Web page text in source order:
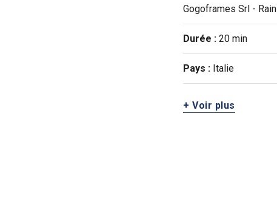
Gogoframes Srl -
Durée : 20 min
Pays : Italie
+ Voir plus